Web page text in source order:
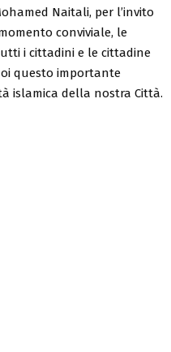
Naitali, per l’invito
conviviale, le
i cittadini e le cittadine
questo importante
islamica della nostra Città.